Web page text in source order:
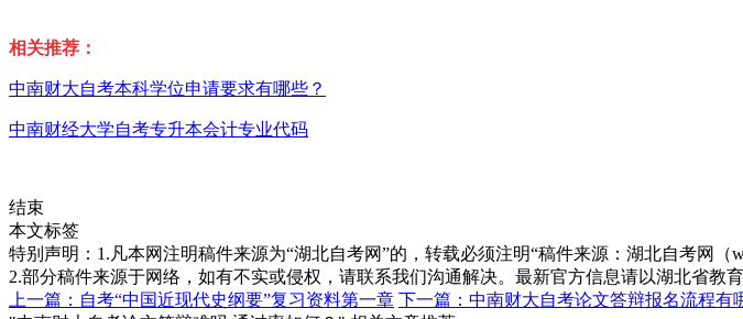
相关推荐：
中南财大自考本科学位申请要求有哪些？
中南财经大学自考专升本会计专业代码
结束
本文标签
特别声明：1.凡本网注明稿件来源为“湖北自考网”的，转载必须注明“稿件来源：湖北自考网（
2.部分稿件来源于网络，如有不实或侵权，请联系我们沟通解决。最新官方信息请以湖北省教
上一篇：自考“中国近现代史纲要”复习资料第一章 下一篇：中南财大自考论文答辩报名流程有